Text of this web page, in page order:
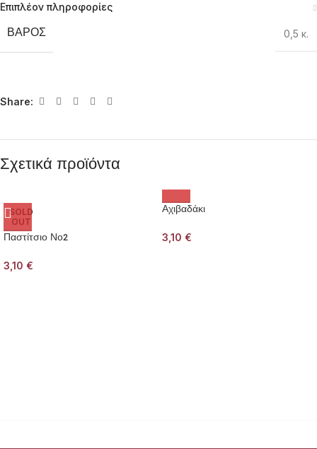
Επιπλέον πληροφορίες
ΒΆΡΟΣ 0,5 κ.
Share:
Σχετικά προϊόντα
SOLD
OUT
Παστίτσιο Νο2
3,10 €
Αχιβαδάκι
3,10 €